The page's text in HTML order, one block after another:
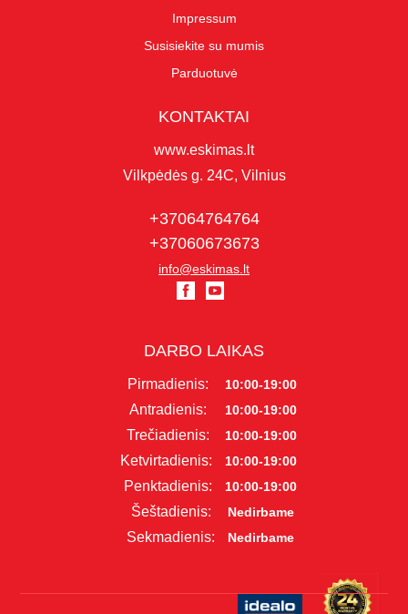
Impressum
Susisiekite su mumis
Parduotuvė
KONTAKTAI
www.eskimas.lt
Vilkpėdės g. 24C, Vilnius
+37064764764
+37060673673
info@eskimas.lt
DARBO LAIKAS
Pirmadienis: 10:00-19:00
Antradienis: 10:00-19:00
Trečiadienis: 10:00-19:00
Ketvirtadienis: 10:00-19:00
Penktadienis: 10:00-19:00
Šeštadienis: Nedirbame
Sekmadienis: Nedirbame